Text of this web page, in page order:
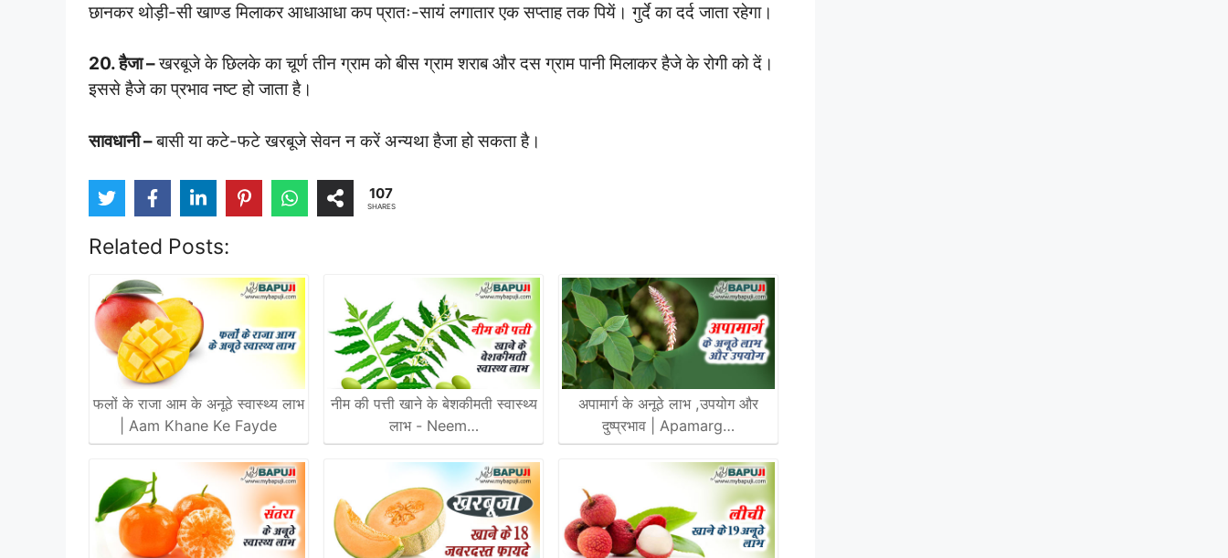
छानकर थोड़ी-सी खाण्ड मिलाकर आधाआधा कप प्रातः-सायं लगातार एक सप्ताह तक पियें। गुर्दे का दर्द जाता रहेगा।
20. हैजा –खरबूजे के छिलके का चूर्ण तीन ग्राम को बीस ग्राम शराब और दस ग्राम पानी मिलाकर हैजे के रोगी को दें।
इससे हैजे का प्रभाव नष्ट हो जाता है।
सावधानी –बासी या कटे-फटे खरबूजे सेवन न करें अन्यथा हैजा हो सकता है।
107
SHARES
Related Posts:
फलों के राजा आम के अनूठे स्वास्थ्य लाभ
| Aam Khane Ke Fayde
नीम की पत्ती खाने के बेशकीमती स्वास्थ्य
लाभ - Neem…
अपामार्ग के अनूठे लाभ ,उपयोग और
दुष्प्रभाव | Apamarg…